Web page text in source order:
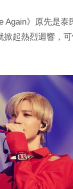
Again》原先是
起熱烈迴響，